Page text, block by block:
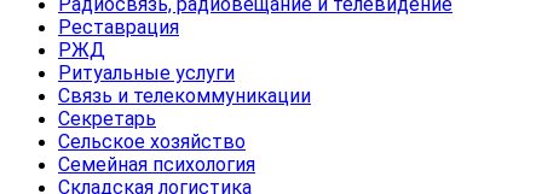
Реставрация
РЖД
Ритуальные услуги
Связь и телекоммуникации
Секретарь
Сельское хозяйство
Семейная психология
Складская логистика